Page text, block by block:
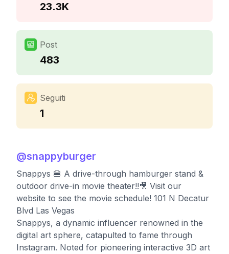
23.3K
Post
483
Seguiti
1
@snappyburger
Snappys 🍔 A drive-through hamburger stand &
outdoor drive-in movie theater!!🎥 Visit our
website to see the movie schedule! 101 N Decatur
Blvd Las Vegas
Snappys, a dynamic influencer renowned in the
digital art sphere, catapulted to fame through
Instagram. Noted for pioneering interactive 3D art